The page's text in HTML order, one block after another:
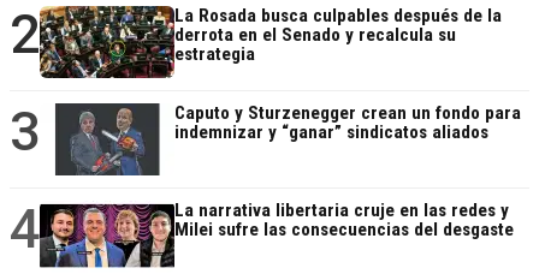
2
La Rosada busca culpables después de la
derrota en el Senado y recalcula su
estrategia
3
Caputo y Sturzenegger crean un fondo para
indemnizar y “ganar” sindicatos aliados
4
La narrativa libertaria cruje en las redes y
Milei sufre las consecuencias del desgaste